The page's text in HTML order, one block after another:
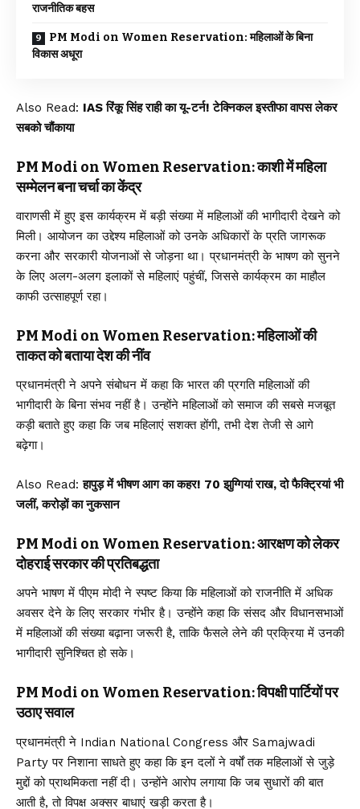
राजनीतिक बहस
PM Modi on Women Reservation: महिलाओं के बिना
विकास अधूरा
Also Read: IAS रिंकू सिंह राही का यू-टर्न! टेक्निकल इस्तीफा वापस लेकर
सबको चौंकाया
PM Modi on Women Reservation: काशी में महिला
सम्मेलन बना चर्चा का केंद्र
वाराणसी में हुए इस कार्यक्रम में बड़ी संख्या में महिलाओं की भागीदारी देखने को
मिली। आयोजन का उद्देश्य महिलाओं को उनके अधिकारों के प्रति जागरूक
करना और सरकारी योजनाओं से जोड़ना था। प्रधानमंत्री के भाषण को सुनने
के लिए अलग-अलग इलाकों से महिलाएं पहुंचीं, जिससे कार्यक्रम का माहौल
काफी उत्साहपूर्ण रहा।
PM Modi on Women Reservation: महिलाओं की
ताकत को बताया देश की नींव
प्रधानमंत्री ने अपने संबोधन में कहा कि भारत की प्रगति महिलाओं की
भागीदारी के बिना संभव नहीं है। उन्होंने महिलाओं को समाज की सबसे मजबूत
कड़ी बताते हुए कहा कि जब महिलाएं सशक्त होंगी, तभी देश तेजी से आगे
बढ़ेगा।
Also Read:हापुड़ में भीषण आग का कहर! 70 झुग्गियां राख, दो फैक्ट्रियां भी
जलीं, करोड़ों का नुकसान
PM Modi on Women Reservation: आरक्षण को लेकर
दोहराई सरकार की प्रतिबद्धता
अपने भाषण में पीएम मोदी ने स्पष्ट किया कि महिलाओं को राजनीति में अधिक
अवसर देने के लिए सरकार गंभीर है। उन्होंने कहा कि संसद और विधानसभाओं
में महिलाओं की संख्या बढ़ाना जरूरी है, ताकि फैसले लेने की प्रक्रिया में उनकी
भागीदारी सुनिश्चित हो सके।
PM Modi on Women Reservation: विपक्षी पार्टियों पर
उठाए सवाल
प्रधानमंत्री ने Indian National Congress और Samajwadi
Party पर निशाना साधते हुए कहा कि इन दलों ने वर्षों तक महिलाओं से जुड़े
मुद्दों को प्राथमिकता नहीं दी। उन्होंने आरोप लगाया कि जब सुधारों की बात
आती है, तो विपक्ष अक्सर बाधाएं खड़ी करता है।